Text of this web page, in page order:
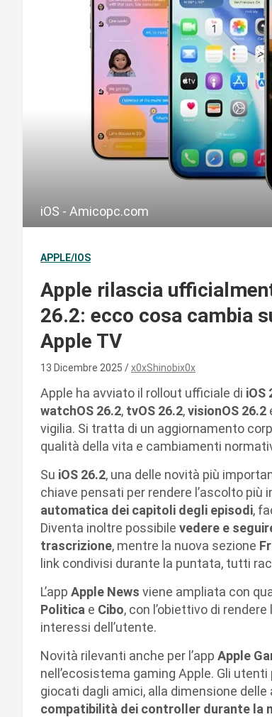
iOS - Amicopc.com
APPLE/IOS
Apple rilascia
26.2: ecco cosa cambia
Apple TV
13 Dicembre 2025 x0xShinobix0x
Apple ha avviato il rollout ufficiale di iOS
watchOS 26.2, tvOS 26.2,visionOS 26.2
vigilia. Si tratta di un aggiornamento
qualità della vita e cambiamenti
Su iOS 26.2, una delle novità più
chiave pensati per rendere l’ascolto
automatica dei capitoli degli episodi,
Diventa inoltre possibile vedere e
trascrizione, mentre la nuova sezione
link condivisi durante la puntata, tutti
L’app Apple News viene ampliata con
Politica e Cibo, con l’obiettivo di
interessi dell’utente.
Novità rilevanti anche per l’app Apple
nell’ecosistema gaming Apple. Gli
giocati dagli amici, alla dimensione
compatibilità dei controller durante la